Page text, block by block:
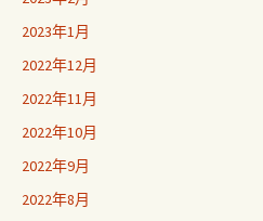
2023年1月
2022年12月
2022年11月
2022年10月
2022年9月
2022年8月